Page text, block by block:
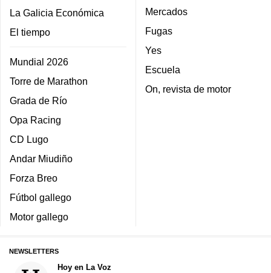
La Galicia Económica
El tiempo
Mundial 2026
Torre de Marathon
Grada de Río
Opa Racing
CD Lugo
Andar Miudiño
Forza Breo
Fútbol gallego
Motor gallego
Mercados
Fugas
Yes
Escuela
On, revista de motor
NEWSLETTERS
Hoy en La Voz